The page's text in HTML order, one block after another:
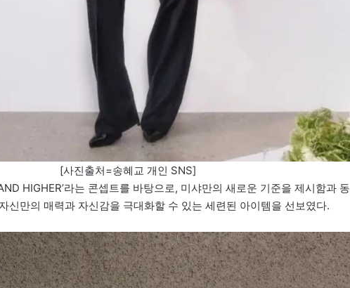
[사진출처=송혜교 개인 SNS]
HIGHER’라는 콘셉트를 바탕으로, 미샤만의 새로운 기준을 제시함과 동
신만의 매력과 자신감을 극대화할 수 있는 세련된 아이템을 선보였다.